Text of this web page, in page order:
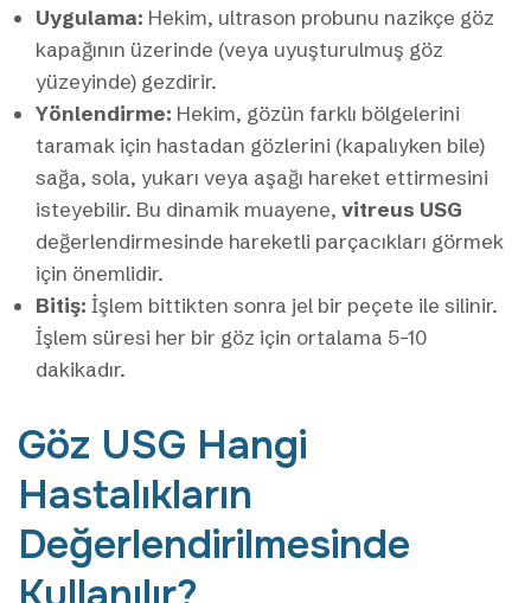
Uygulama: Hekim, ultrason probunu nazikçe göz
kapağının üzerinde (veya uyuşturulmuş göz
yüzeyinde) gezdirir.
Yönlendirme: Hekim, gözün farklı bölgelerini
taramak için hastadan gözlerini (kapalıyken bile)
sağa, sola, yukarı veya aşağı hareket ettirmesini
isteyebilir. Bu dinamik muayene, vitreus USG
değerlendirmesinde hareketli parçacıkları görmek
için önemlidir.
Bitiş: İşlem bittikten sonra jel bir peçete ile silinir.
İşlem süresi her bir göz için ortalama 5-10
dakikadır.
Göz USG Hangi
Hastalıkların
Değerlendirilmesinde